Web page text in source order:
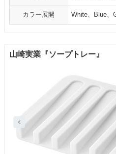
カラー展開 White、Blue、
山崎実業『ソープトレー』